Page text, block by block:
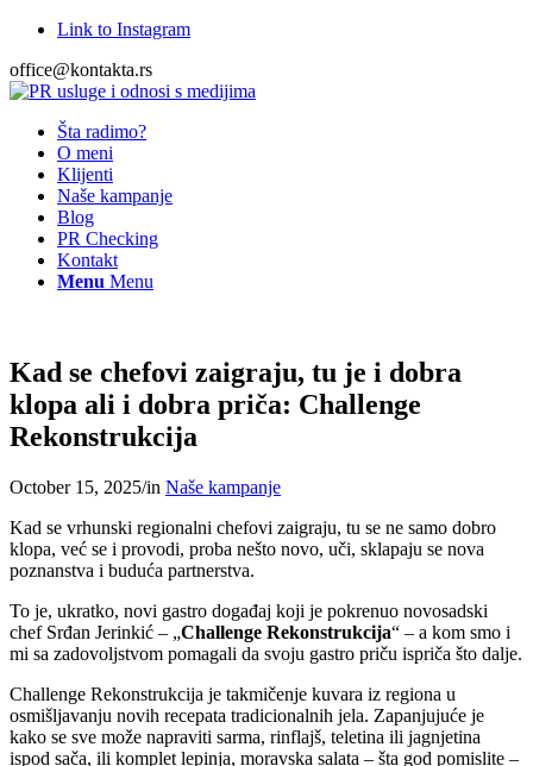
Link to Instagram
office@kontakta.rs
Šta radimo?
O meni
Klijenti
Naše kampanje
Blog
PR Checking
Kontakt
Menu Menu
Kad se chefovi zaigraju, tu je i dobra
klopa ali i dobra priča: Challenge
Rekonstrukcija
October 15, 2025/in Naše kampanje
Kad se vrhunski regionalni chefovi zaigraju, tu se ne samo dobro
klopa, već se i provodi, proba nešto novo, uči, sklapaju se nova
poznanstva i buduća partnerstva.
To je, ukratko, novi gastro događaj koji je pokrenuo novosadski
chef Srđan Jerinkić – „Challenge Rekonstrukcija“ – a kom smo i
mi sa zadovoljstvom pomagali da svoju gastro priču ispriča što dalje.
Challenge Rekonstrukcija je takmičenje kuvara iz regiona u
osmišljavanju novih recepata tradicionalnih jela. Zapanjujuće je
kako se sve može napraviti sarma, rinflajš, teletina ili jagnjetina
ispod sača, ili komplet lepinja, moravska salata – šta god pomislite –